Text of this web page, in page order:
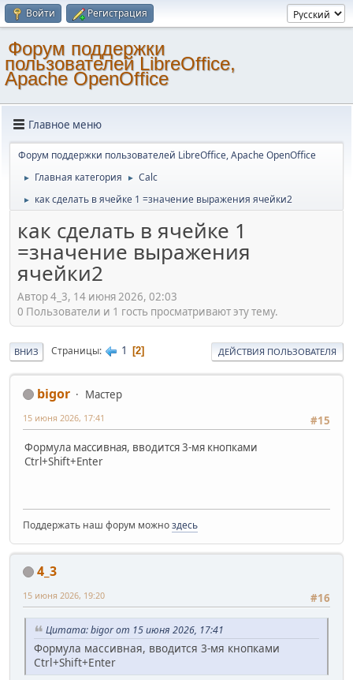
Войти Регистрация
Форум поддержки
пользователей LibreOffice,
Apache OpenOffice
Главное меню
Форум поддержки пользователей LibreOffice, Apache OpenOffice
► Главная категория ► Calc
► как сделать в ячейке 1 =значение выражения ячейки2
как сделать в ячейке 1
=значение выражения
ячейки2
Автор 4_3, 14 июня 2026, 02:03
0 Пользователи и 1 гость просматривают эту тему.
ВНИЗ Страницы 1 2 ДЕЙСТВИЯ ПОЛЬЗОВАТЕЛЯ
bigor
Мастер
#15
15 июня 2026, 17:41
Формула массивная, вводится 3-мя кнопками
Ctrl+Shift+Enter
Поддержать наш форум можноздесь
4_3
#16
15 июня 2026, 19:20
Цитата: bigor от 15 июня 2026, 17:41
Формула массивная, вводится 3-мя кнопками
Ctrl+Shift+Enter